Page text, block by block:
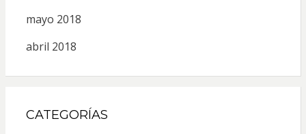
mayo 2018
abril 2018
CATEGORÍAS